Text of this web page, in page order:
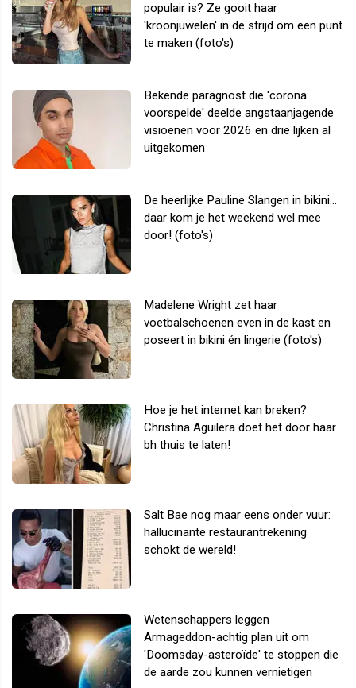
populair is? Ze gooit haar
'kroonjuwelen' in de strijd om een punt
te maken (foto's)
Bekende paragnost die 'corona
voorspelde' deelde angstaanjagende
visioenen voor 2026 en drie lijken al
uitgekomen
De heerlijke Pauline Slangen in bikini...
daar kom je het weekend wel mee
door! (foto's)
Madelene Wright zet haar
voetbalschoenen even in de kast en
poseert in bikini én lingerie (foto's)
Hoe je het internet kan breken?
Christina Aguilera doet het door haar
bh thuis te laten!
Salt Bae nog maar eens onder vuur:
hallucinante restaurantrekening
schokt de wereld!
Wetenschappers leggen
Armageddon-achtig plan uit om
'Doomsday-asteroïde' te stoppen die
de aarde zou kunnen vernietigen